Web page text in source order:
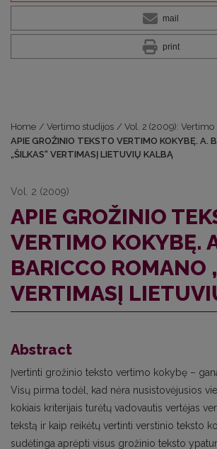
mail
print
Home / Vertimo studijos / Vol. 2 (2009): Vertimo
APIE GROŽINIO TEKSTO VERTIMO KOKYBĘ. A.
„ŠILKAS“ VERTIMASĮ LIETUVIŲ KALBĄ
Vol. 2 (2009)
APIE GROŽINIO
VERTIMO KOKYBĘ.
BARICCO ROMANO
VERTIMASĮ
Abstract
Įvertinti grožinio teksto vertimo kokybę –
Visų pirma to­dėl, kad nėra nusistovėjusios
kokiais kriterijais turėtų vadovautis vertėjas
tekstą ir kaip reikėtų vertinti verstinio teksto
sudėtinga aprėpti visus grožinio teksto